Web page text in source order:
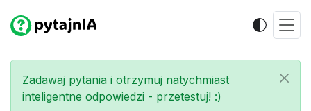
Zadawaj pytania i otrzymuj natychmiast
inteligentne odpowiedzi - przetestuj! :)